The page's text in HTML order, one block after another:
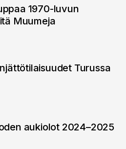
1970-luvun
Muumeja
Turussa
aukiolot 2024–2025